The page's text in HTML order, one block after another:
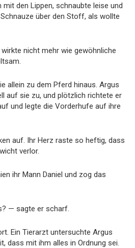
den Lippen, schnaubte leise und
über den Stoff, als wollte
nicht mehr wie gewöhnliche
allein zu dem Pferd hinaus. Argus
auf sie zu, und plötzlich richtete er
und legte die Vorderhufe auf ihre
auf. Ihr Herz raste so heftig, dass
verlor.
ihr Mann Daniel und zog das
— sagte er scharf.
Ein Tierarzt untersuchte Argus
dass mit ihm alles in Ordnung sei.